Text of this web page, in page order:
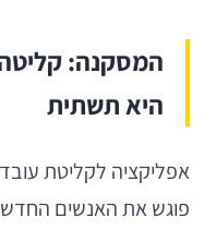
המסקנה:
היא תשתית
אפליקציה לקליטת
פוגש את האנשים